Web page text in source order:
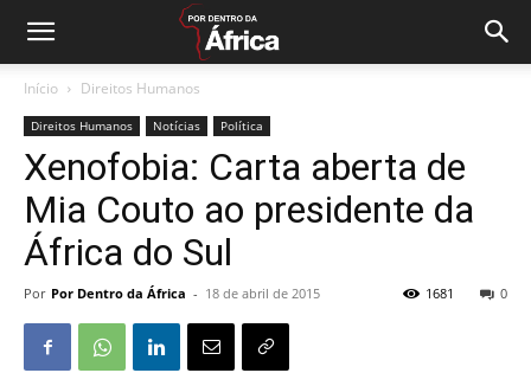
Início Direitos Humanos
Direitos Humanos Notícias Política
Xenofobia: Carta aberta de
Mia Couto ao presidente da
África do Sul
Por Por Dentro da África - 18 de abril de 2015 0
1681